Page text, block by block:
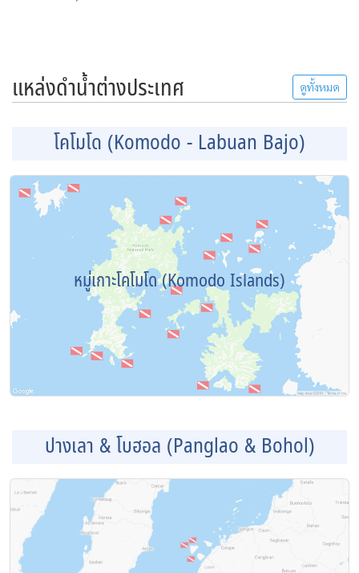
ดูทั้งหมด
แหล่งดำน้ำต่างประเทศ
โคโมโด (Komodo - Labuan Bajo)
หมู่เกาะโคโมโด (Komodo Islands)
ปางเลา & โบฮอล (Panglao & Bohol)